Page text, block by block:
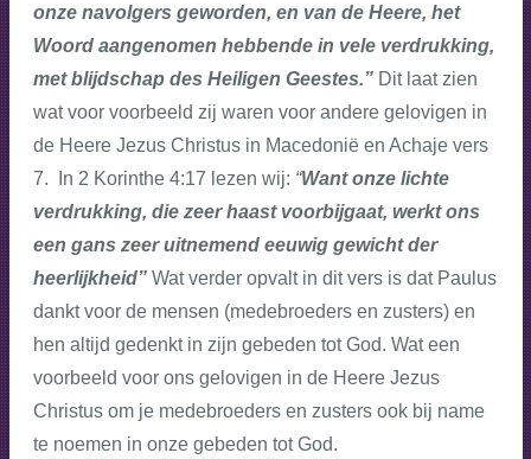
onze navolgers geworden, en van de Heere, het
Woord aangenomen hebbende in vele verdrukking,
met blijdschap des Heiligen Geestes.”Dit laat zien
wat voor voorbeeld zij waren voor andere gelovigen in
de Heere Jezus Christus in Macedonië en Achaje vers
7. In 2 Korinthe 4:17 lezen wij: “Want onze lichte
verdrukking, die zeer haast voorbijgaat, werkt ons
een gans zeer uitnemend eeuwig gewicht der
heerlijkheid”Wat verder opvalt in dit vers is dat Paulus
dankt voor de mensen (medebroeders en zusters) en
hen altijd gedenkt in zijn gebeden tot God. Wat een
voorbeeld voor ons gelovigen in de Heere Jezus
Christus om je medebroeders en zusters ook bij name
te noemen in onze gebeden tot God.